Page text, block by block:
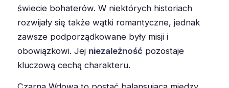
świecie bohaterów. W niektórych historiach
rozwijały się także wątki romantyczne, jednak
zawsze podporządkowane były misji i
obowiązkowi. Jej niezależność pozostaje
kluczową cechą charakteru.